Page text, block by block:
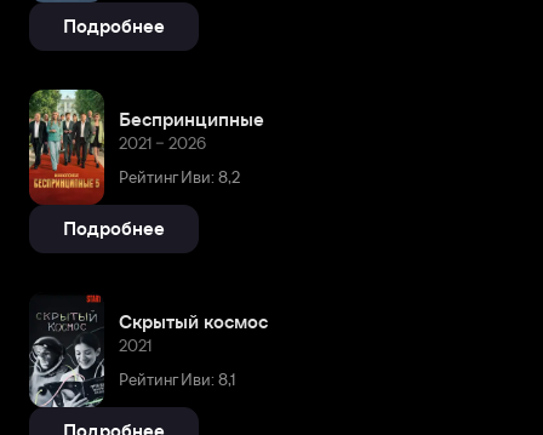
Подробнее
Беспринципные
2021 – 2026
Рейтинг Иви: 8,2
Подробнее
Скрытый космос
2021
Рейтинг Иви: 8,1